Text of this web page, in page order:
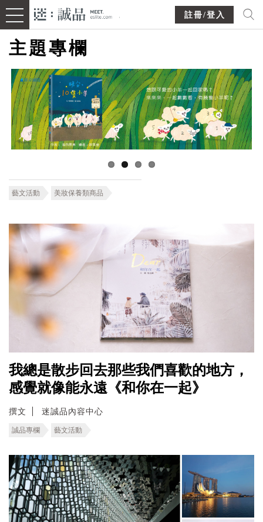
註冊/登入
主題專欄
藝文活動 美妝保養類商品
我總是散步回去那些我們喜歡的地方，
感覺就像能永遠《和你在一起》
撰文 迷誠品內容中心
誠品專欄 藝文活動